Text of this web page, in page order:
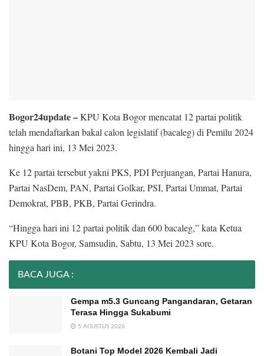
Bogor24update –KPU Kota Bogor mencatat 12 partai politik
telah mendaftarkan bakal calon legislatif (bacaleg) di Pemilu 2024
hingga hari ini, 13 Mei 2023.
Ke 12 partai tersebut yakni PKS, PDI Perjuangan, Partai Hanura,
Partai NasDem, PAN, Partai Golkar, PSI, Partai Ummat, Partai
Demokrat, PBB, PKB, Partai Gerindra.
“Hingga hari ini 12 partai politik dan 600 bacaleg,” kata Ketua
KPU Kota Bogor, Samsudin, Sabtu, 13 Mei 2023 sore.
BACA JUGA :
Gempa m5.3 Guncang Pangandaran, Getaran
Terasa Hingga Sukabumi
5 AGUSTUS 2026
Botani Top Model 2026 Kembali Jadi